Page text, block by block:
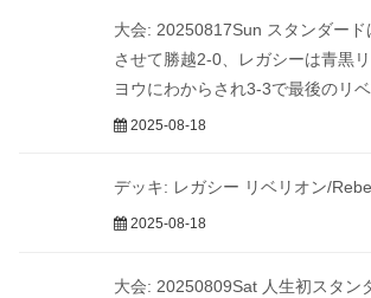
大会: 20250817Sun スタンダード
させて勝越2-0、レガシーは青黒
ヨウにわからされ3-3で最後のリ
2025-08-18
デッキ: レガシー リベリオン/
2025-08-18
大会: 20250809Sat 人生初スタン